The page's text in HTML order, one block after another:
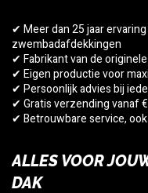
✔ Meer dan 25 jaar
zwembadafdekkingen
✔ Fabrikant van de
✔ Eigen productie voor
✔ Persoonlijk advies bij
✔ Gratis verzending vanaf
✔ Betrouwbare service,
ALLES VOOR
DAK